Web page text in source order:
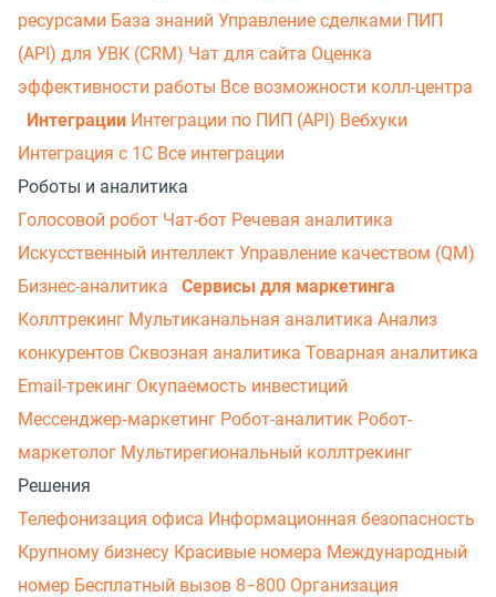
ресурсами База знаний Управление сделками ПИП
(API) для УВК (CRM) Чат для сайта Оценка
эффективности работы Все возможности колл-центра
Интеграции Интеграции по ПИП (API) Вебхуки
Интеграция с 1С Все интеграции
Роботы и аналитика
Голосовой робот Чат-бот Речевая аналитика
Искусственный интеллект Управление качеством (QM)
Бизнес-аналитика
Сервисы для маркетинга
Коллтрекинг Мультиканальная аналитика Анализ
конкурентов Сквозная аналитика Товарная аналитика
Email-трекинг Окупаемость инвестиций
Мессенджер‑маркетинг Робот-аналитик Робот-
маркетолог Мультирегиональный коллтрекинг
Решения
Телефонизация офиса Информационная безопасность
Крупному бизнесу Красивые номера Международный
номер Бесплатный вызов 8−800 Организация